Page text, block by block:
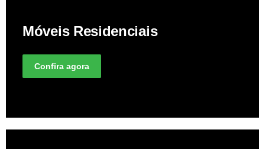
Móveis Residenciais
Confira agora